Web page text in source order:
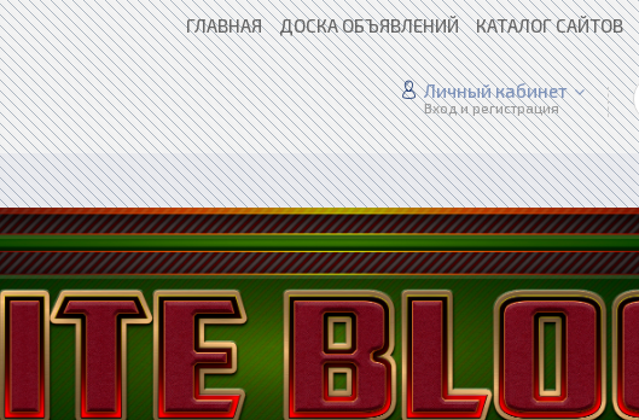
ГЛАВНАЯ ДОСКА ОБЪЯВЛЕНИЙ КАТАЛОГ САЙТОВ
Личный кабинет
Вход и регистрация